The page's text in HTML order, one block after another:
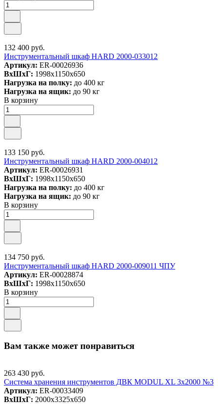
132 400 руб.
Инструментальный шкаф HARD 2000-033012
Артикул: ER-00026936
ВxШxГ: 1998x1150x650
Нагрузка на полку: до 400 кг
Нагрузка на ящик: до 90 кг
В корзину
133 150 руб.
Инструментальный шкаф HARD 2000-004012
Артикул: ER-00026931
ВxШxГ: 1998x1150x650
Нагрузка на полку: до 400 кг
Нагрузка на ящик: до 90 кг
В корзину
134 750 руб.
Инструментальный шкаф HARD 2000-009011 ЧПУ
Артикул: ER-00028874
ВxШxГ: 1998x1150x650
В корзину
Вам также может понравиться
263 430 руб.
Система хранения инструментов ДВК MODUL XL 3x2000 №3
Артикул: ER-00033409
ВxШxГ: 2000x3325x650